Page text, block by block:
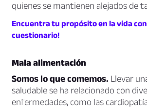
quienes se mantienen alejados de
Encuentra tu propósito en la vida
cuestionario!
Mala alimentación
Somos lo que comemos. Llevar
saludable se ha relacionado con
enfermedades, como las